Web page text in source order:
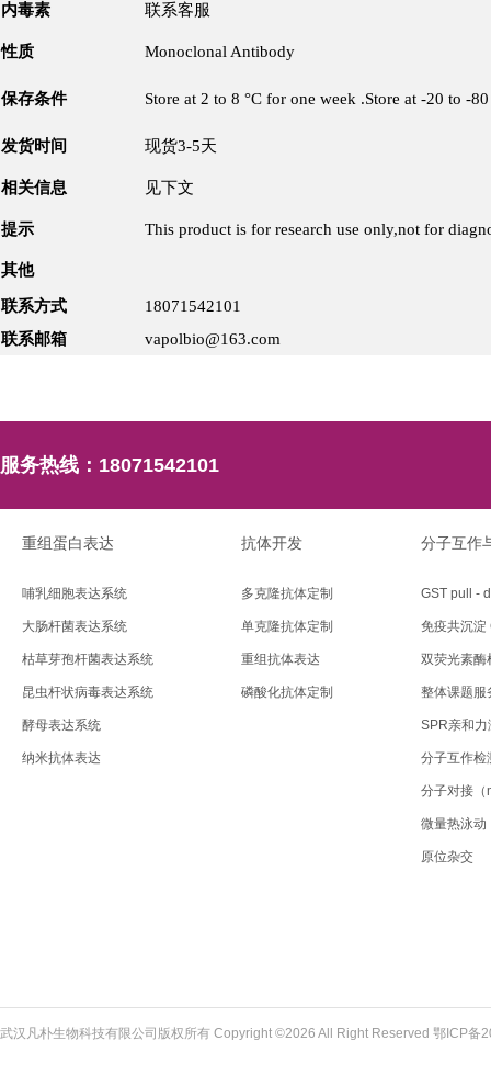
内毒素 联系客服
性质 Monoclonal Antibody
保存条件 Store at 2 to 8 °C for one week .Store at -20 to -
发货时间 现货3-5天
相关信息 见下文
提示 This product is for research use only,not for
其他
联系方式
18071542101
联系邮箱
vapolbio@163.com
服务热线： 18071542101
重组蛋白表达
哺乳细胞表达系统
大肠杆菌表达系统
枯草芽孢杆菌表达系统
昆虫杆状病毒表达系统
酵母表达系统
纳米抗体表达
抗体开发
多克隆抗体定制
单克隆抗体定制
重组抗体表达
磷酸化抗体定制
分子互作
GST pull -
免疫共沉淀
双荧光素酶
整体课题服
SPR亲和力
分子互作检
分子对接
微量热泳动
原位杂交
武汉凡朴生物科技有限公司版权所有 Copyright ©2026 All Right Reserved 鄂ICP备